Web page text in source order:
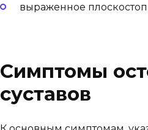
выраженное
Симптомы
суставов